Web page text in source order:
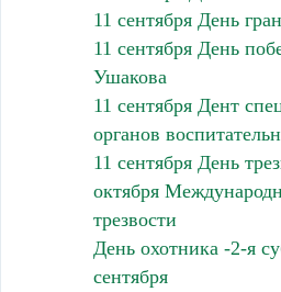
11 сентября День
11 сентября День
Ушакова
11 сентября Дент
органов
11 сентября День
октября
трезвости
День охотника -2-я
сентября